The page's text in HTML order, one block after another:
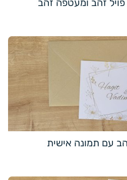
עם תמונה אישית